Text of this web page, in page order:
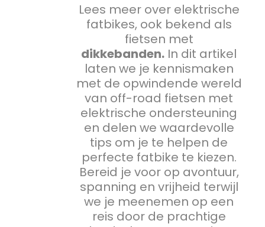
Lees meer over elektrische
fatbikes, ook bekend als
fietsen met
dikkebanden. In dit artikel
laten we je kennismaken
met de opwindende wereld
van off-road fietsen met
elektrische ondersteuning
en delen we waardevolle
tips om je te helpen de
perfecte fatbike te kiezen.
Bereid je voor op avontuur,
spanning en vrijheid terwijl
we je meenemen op een
reis door de prachtige